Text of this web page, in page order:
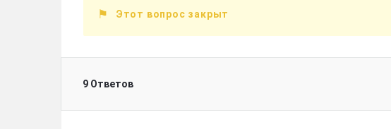
Этот вопрос закрыт
9 Ответов